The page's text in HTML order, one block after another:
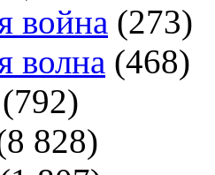
война (273)
волна (468)
(792)
828)